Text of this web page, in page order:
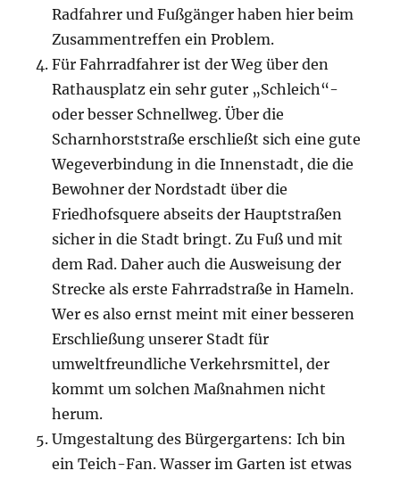
Radfahrer und Fußgänger haben hier beim
Zusammentreffen ein Problem.
Für Fahrradfahrer ist der Weg über den
Rathausplatz ein sehr guter „Schleich“-
oder besser Schnellweg. Über die
Scharnhorststraße erschließt sich eine gute
Wegeverbindung in die Innenstadt, die die
Bewohner der Nordstadt über die
Friedhofsquere abseits der Hauptstraßen
sicher in die Stadt bringt. Zu Fuß und mit
dem Rad. Daher auch die Ausweisung der
Strecke als erste Fahrradstraße in Hameln.
Wer es also ernst meint mit einer besseren
Erschließung unserer Stadt für
umweltfreundliche Verkehrsmittel, der
kommt um solchen Maßnahmen nicht
herum.
Umgestaltung des Bürgergartens: Ich bin
ein Teich-Fan. Wasser im Garten ist etwas